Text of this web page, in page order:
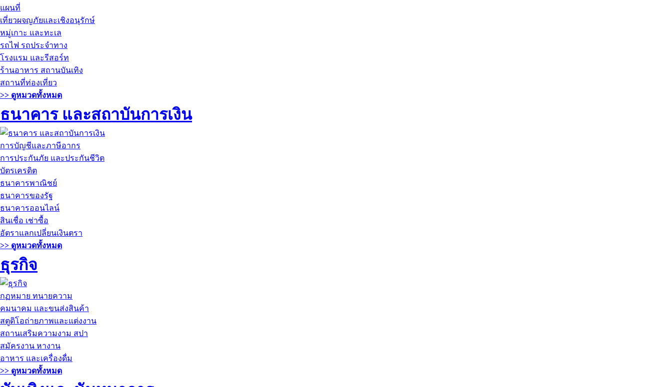
แผนที่
เที่ยวผจญภัยและเชิงอนุรักษ์
หมู่เกาะ และทะเล
รถไฟ รถประจำทาง
โรงแรม และรีสอร์ท
ร้านอาหาร สถานบันเทิง
สถานที่ท่องเที่ยว
>> ดูหมวดทั้งหมด
ธนาคาร และสถาบันการเงิน
การบัญชีและภาษีอากร
การประกันภัย และประกันชีวิต
บัตรเครดิต
ธนาคารพาณิชย์
ธนาคารของรัฐ
ธนาคารออนไลน์
สินเชื่อ เช่าซื้อ
อัตราแลกเปลี่ยนเงินตรา
>> ดูหมวดทั้งหมด
ธุรกิจ
กฏหมาย ทนายความ
คมนาคม และขนส่งสินค้า
สตูดิโอถ่ายภาพและแต่งงาน
สถานเสริมความงาม สปา
สมัครงาน หางาน
อาหาร และเครื่องดื่ม
>> ดูหมวดทั้งหมด